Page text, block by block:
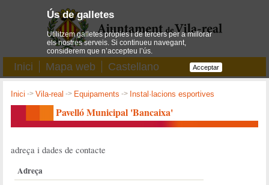
Inici Mapa web Castellano
Inici ->Vila-real -> Equipaments -> Instal·lacions esportives
Pavelló Municipal 'Bancaixa'
adreça i dades de contacte
Adreça
Ús de galletes
Utilitzem galletes pròpies i de tercers per a millorar
els nostres serveis. Si continueu navegant,
considerem que n’accepteu l’ús.
Acceptar